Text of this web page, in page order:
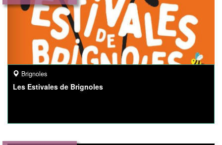
Brignoles
Les Estivales de Brignoles